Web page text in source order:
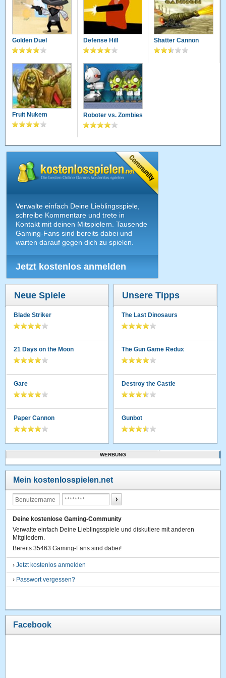
Golden Duel Defense Hill Shatter Cannon
Fruit Nukem Roboter vs. Zombies
Verwalte einfach Deine Lieblingsspiele,
schreibe Kommentare und trete in
Kontakt mit deinen Mitspielern. Tausende
Gaming-Fans sind bereits dabei und
warten darauf gegen dich zu spielen.
Jetzt kostenlos anmelden
Neue Spiele
Blade Striker
21 Days on the Moon
Gare
Paper Cannon
Unsere Tipps
The Last Dinosaurs
The Gun Game Redux
Destroy the Castle
Gunbot
WERBUNG
Mein kostenlosspielen.net
Deine kostenlose Gaming-Community
Verwalte einfach Deine Lieblingsspiele und diskutiere mit anderen
Mitgliedern.
Bereits 35463 Gaming-Fans sind dabei!
›Jetzt kostenlos anmelden
› Passwort vergessen?
Facebook